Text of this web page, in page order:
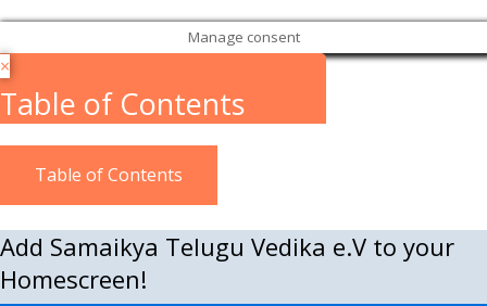
Manage consent
×
Table of Contents
Table of Contents
Add Samaikya Telugu Vedika e.V to your
Homescreen!